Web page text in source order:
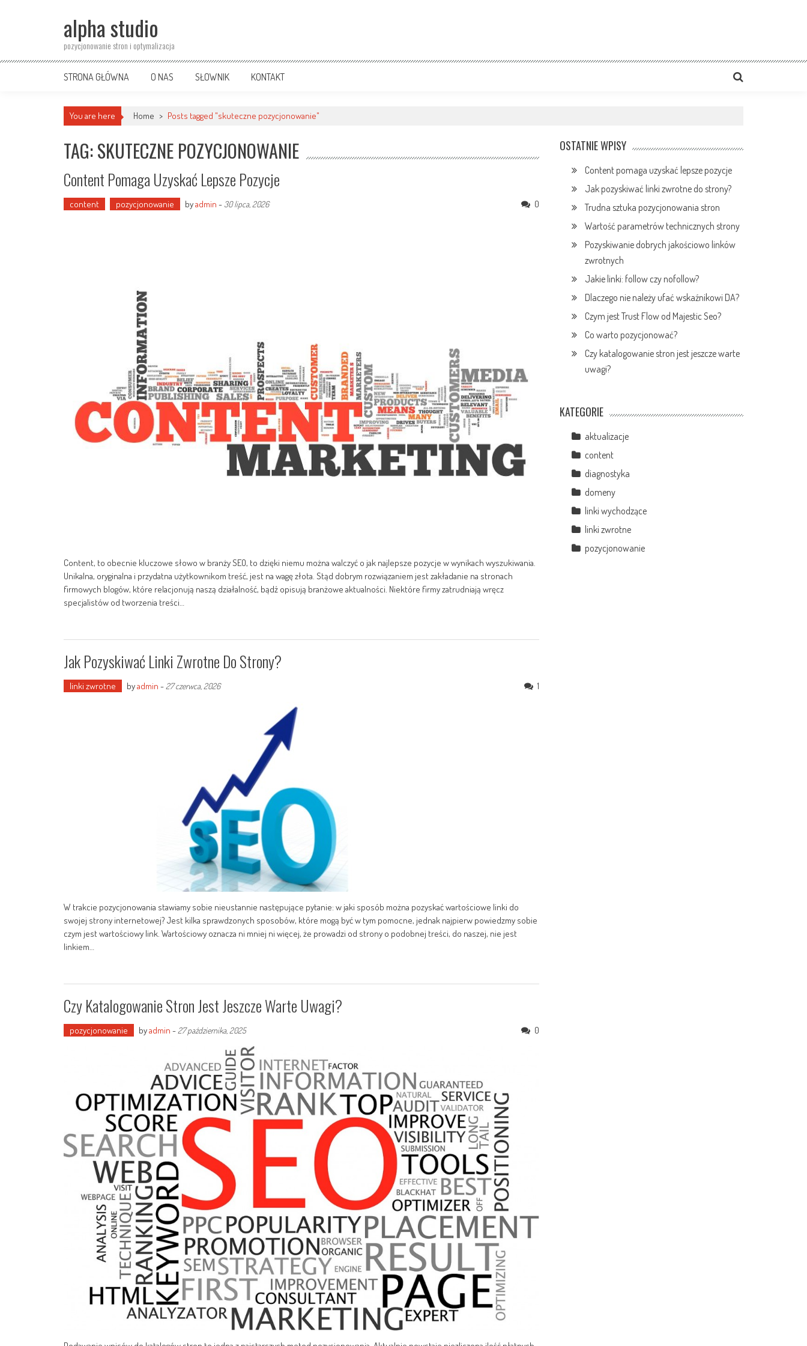
alpha studio
pozycjonowanie stron i optymalizacja
STRONA GŁÓWNA O NAS SŁOWNIK KONTAKT
You are here Home > Posts tagged "skuteczne pozycjonowanie"
TAG: SKUTECZNE POZYCJONOWANIE
Content Pomaga Uzyskać Lepsze Pozycje
content pozycjonowanie byadmin - 30 lipca, 2026 0
Content, to obecnie kluczowe słowo w branży SEO, to dzięki niemu można walczyć o jak najlepsze pozycje w wynikach wyszukiwania.
Unikalna, oryginalna i przydatna użytkownikom treść, jest na wagę złota. Stąd dobrym rozwiązaniem jest zakładanie na stronach
firmowych blogów, które relacjonują naszą działalność, bądź opisują branżowe aktualności. Niektóre firmy zatrudniają wręcz
specjalistów od tworzenia treści…
Jak Pozyskiwać Linki Zwrotne Do Strony?
linki zwrotne byadmin - 27 czerwca, 2026 1
W trakcie pozycjonowania stawiamy sobie nieustannie następujące pytanie: w jaki sposób można pozyskać wartościowe linki do
swojej strony internetowej? Jest kilka sprawdzonych sposobów, które mogą być w tym pomocne, jednak najpierw powiedzmy sobie
czym jest wartościowy link. Wartościowy oznacza ni mniej ni więcej, że prowadzi od strony o podobnej treści, do naszej, nie jest
linkiem…
Czy Katalogowanie Stron Jest Jeszcze Warte Uwagi?
pozycjonowanie byadmin - 27 października, 2025 0
OSTATNIE WPISY
Content pomaga uzyskać lepsze pozycje
Jak pozyskiwać linki zwrotne do strony?
Trudna sztuka pozycjonowania stron
Wartość parametrów technicznych strony
Pozyskiwanie dobrych jakościowo linków
zwrotnych
Jakie linki: follow czy nofollow?
Dlaczego nie należy ufać wskaźnikowi DA?
Czym jest Trust Flow od Majestic Seo?
Co warto pozycjonować?
Czy katalogowanie stron jest jeszcze warte
uwagi?
KATEGORIE
aktualizacje
content
diagnostyka
domeny
linki wychodzące
linki zwrotne
pozycjonowanie